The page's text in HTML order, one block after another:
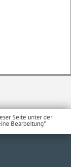
Seite unter der